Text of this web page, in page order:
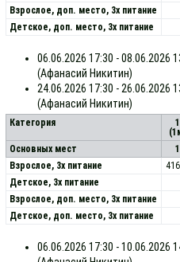
Взрослое, доп. место, 3x питание
Детское, доп. место, 3x питание
06.06.2026 17:30 - 08.06.2026
(Афанасий Никитин)
24.06.2026 17:30 - 26.06.2026
(Афанасий Никитин)
Категория
1
Основных мест 1
Взрослое, 3х питание
Детское, 3х питание
Взрослое, доп. место, 3x питание
Детское, доп. место, 3x питание
06.06.2026 17:30 - 10.06.2026